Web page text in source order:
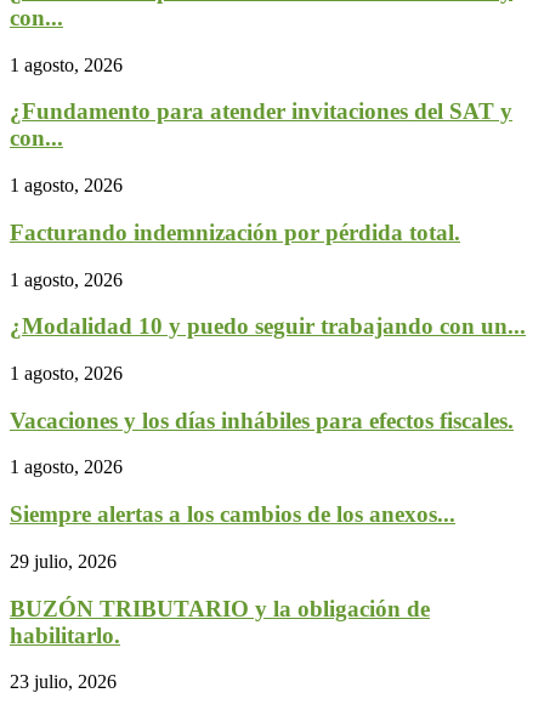
con...
1 agosto, 2026
¿Fundamento para atender invitaciones del SAT y
con...
1 agosto, 2026
Facturando indemnización por pérdida total.
1 agosto, 2026
¿Modalidad 10 y puedo seguir trabajando con un...
1 agosto, 2026
Vacaciones y los días inhábiles para efectos fiscales.
1 agosto, 2026
Siempre alertas a los cambios de los anexos...
29 julio, 2026
BUZÓN TRIBUTARIO y la obligación de
habilitarlo.
23 julio, 2026